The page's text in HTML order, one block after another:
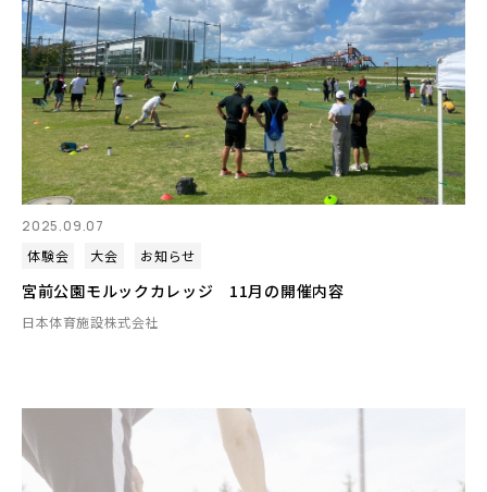
2025.09.07
体験会
大会 お知らせ
宮前公園モルックカレッジ 11月の開催内容
日本体育施設株式会社